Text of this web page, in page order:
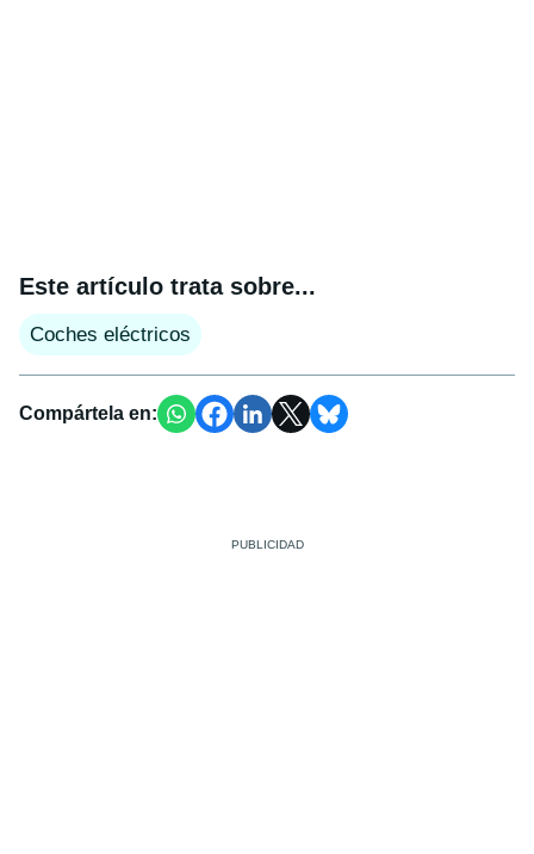
Este artículo trata sobre...
Coches eléctricos
Compártela en: